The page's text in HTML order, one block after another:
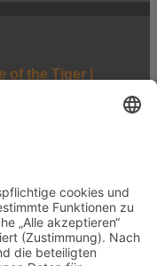
of the Tiger |